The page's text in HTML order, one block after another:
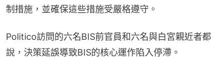
制措施，並確保這些措施受嚴格遵守。
Politico訪問的六名BIS前官員和六名與白宮親近者都
說，決策延誤導致BIS的核心運作陷入停滯。